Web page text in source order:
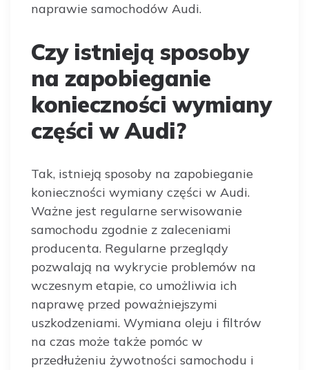
naprawie samochodów Audi.
Czy istnieją sposoby
na zapobieganie
konieczności wymiany
części w Audi?
Tak, istnieją sposoby na zapobieganie
konieczności wymiany części w Audi.
Ważne jest regularne serwisowanie
samochodu zgodnie z zaleceniami
producenta. Regularne przeglądy
pozwalają na wykrycie problemów na
wczesnym etapie, co umożliwia ich
naprawę przed poważniejszymi
uszkodzeniami. Wymiana oleju i filtrów
na czas może także pomóc w
przedłużeniu żywotności samochodu i